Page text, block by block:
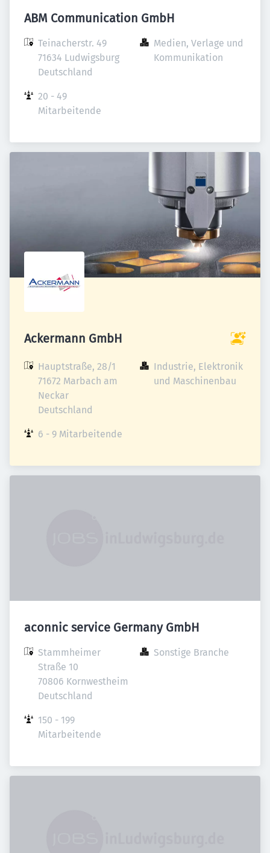
ABM Communication GmbH
Teinacherstr. 49
71634 Ludwigsburg
Deutschland
Medien, Verlage und
Kommunikation
20 - 49
Mitarbeitende
Ackermann GmbH
Hauptstraße, 28/1
71672 Marbach am
Neckar
Deutschland
Industrie, Elektronik
und Maschinenbau
6 - 9 Mitarbeitende
aconnic service Germany GmbH
Stammheimer
Straße 10
70806 Kornwestheim
Deutschland
Sonstige Branche
150 - 199
Mitarbeitende